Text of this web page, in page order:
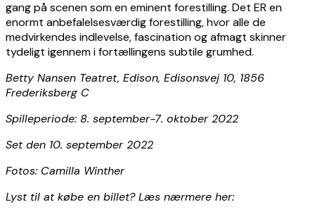
gang på scenen som en eminent forestilling. Det ER en
enormt anbefalelsesværdig forestilling, hvor alle de
medvirkendes indlevelse, fascination og afmagt skinner
tydeligt igennem i fortællingens subtile grumhed.
Betty Nansen Teatret, Edison, Edisonsvej 10, 1856
Frederiksberg C
Spilleperiode: 8. september-7. oktober 2022
Set den 10. september 2022
Fotos: Camilla Winther
Lyst til at købe en billet? Læs nærmere her: